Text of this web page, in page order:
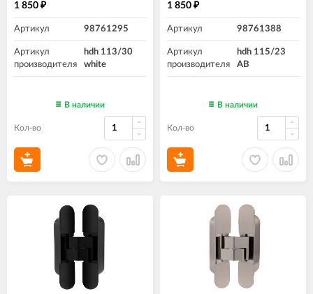
1 850 ₽
Артикул 98761295
Артикул
производителя
hdh 113/30
white
В наличии
Кол-во
1 850 ₽
Артикул 98761388
Артикул
производителя
hdh 115/23
AB
В наличии
Кол-во